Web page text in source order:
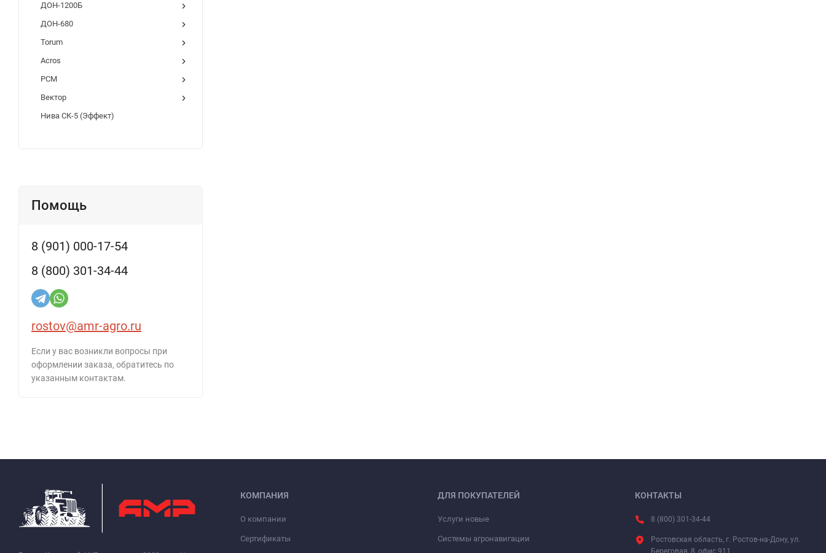
ДОН-1200Б
ДОН-680
Torum
Acros
РСМ
Вектор
Нива СК-5 (Эффект)
Помощь
8 (901) 000-17-54
8 (800) 301-34-44
rostov@amr-agro.ru
Если у вас возникли вопросы при
оформлении заказа, обратитесь по
указанным контактам.
КОМПАНИЯ
О компании
Сертификаты
ДЛЯ ПОКУПАТЕЛЕЙ
Услуги новые
Системы агронавигации
КОНТАКТЫ
8 (800) 301-34-44
Ростовская область, г. Ростов-на-Дону, ул.
Береговая, 8, офис 911